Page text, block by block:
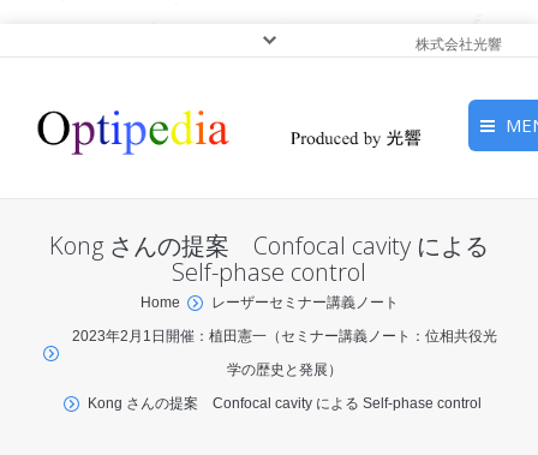
株式会社光響
ピックアップ
光応用・アプリケーショ
ン
Kong さんの提案 Confocal cavity による
Self-phase control
You are here:Home
レーザーセミナー講義ノート
2023年2月1日開催：植田憲一（セミナー講義ノート：位相共役光
学の歴史と発展）
Kong さんの提案 Confocal cavity による Self-phase control